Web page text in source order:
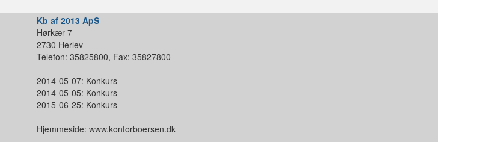
Kb af 2013 ApS
Hørkær 7
2730 Herlev
Telefon: 35825800, Fax: 35827800
2014-05-07: Konkurs
2014-05-05: Konkurs
2015-06-25: Konkurs
Hjemmeside: www.kontorboersen.dk